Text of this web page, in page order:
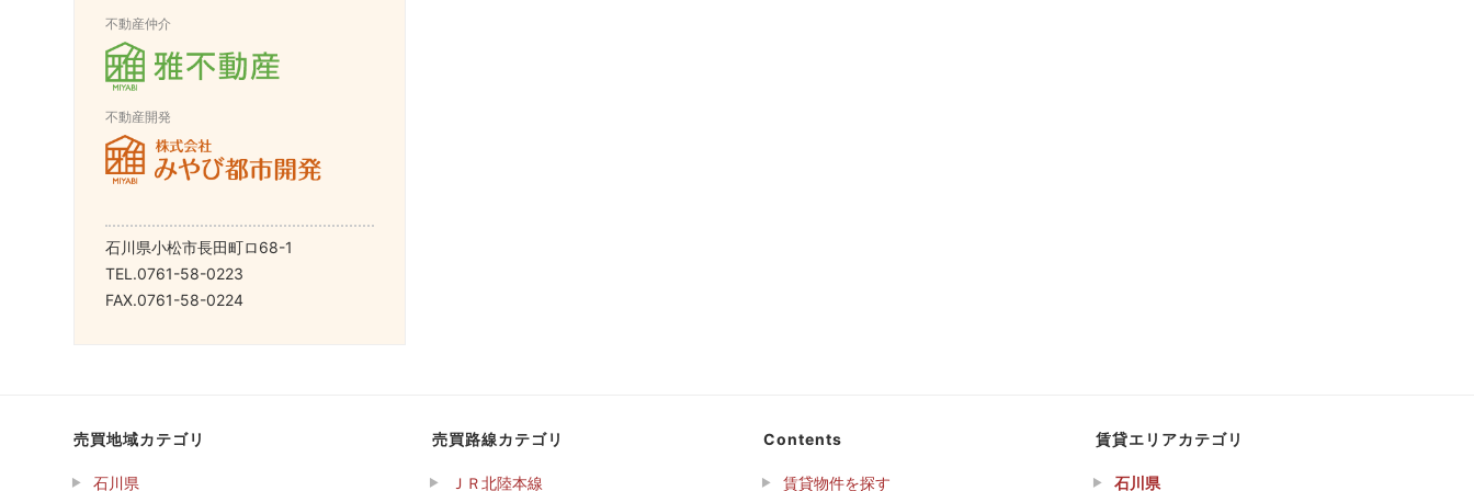
不動産仲介
不動産開発
石川県小松市長田町ロ68-1
TEL.0761-58-0223
FAX.0761-58-0224
売買地域カテゴリ
石川県
売買路線カテゴリ
ＪＲ北陸本線
Contents
賃貸物件を探す
賃貸エリアカテゴリ
石川県